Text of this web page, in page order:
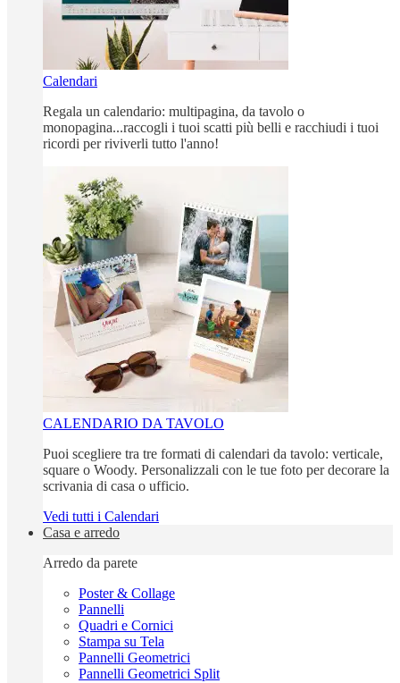
Calendari
Regala un calendario: multipagina, da tavolo o
monopagina...raccogli i tuoi scatti più belli e racchiudi i tuoi
ricordi per riviverli tutto l'anno!
CALENDARIO DA TAVOLO
Puoi scegliere tra tre formati di calendari da tavolo: verticale,
square o Woody. Personalizzali con le tue foto per decorare la
scrivania di casa o ufficio.
Vedi tutti i Calendari
Casa e arredo
Arredo da parete
Poster & Collage
Pannelli
Quadri e Cornici
Stampa su Tela
Pannelli Geometrici
Pannelli Geometrici Split